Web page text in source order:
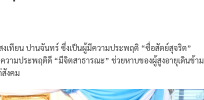
เทียน ปานจันทร์ ซึ่งเป็นผู้มีความประพฤติ “ซื่อสัตย์สุจริต”
วามประพฤติดี “มีจิตสาธารณะ” ช่วยหาบของผู้สูงอายุเดินข้าม
สังคม